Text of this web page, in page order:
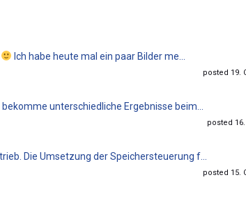
Ich habe heute mal ein paar Bilder me...
posted 19.
unterschiedliche Ergebnisse beim...
posted
Die Umsetzung der Speichersteuerung f...
posted 15.